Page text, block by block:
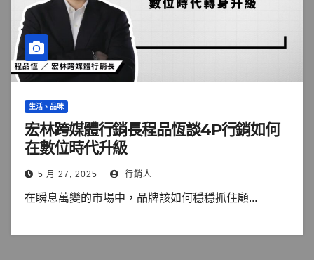
生活、品味
宏林跨媒體行銷長程品恆談4P行銷如何
在數位時代升級
5 月 27, 2025 行銷人
在瞬息萬變的市場中，品牌該如何穩穩抓住顧...